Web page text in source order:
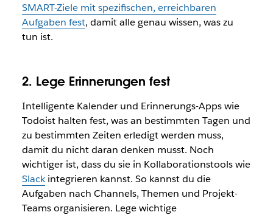
SMART-Ziele mit spezifischen, erreichbaren
Aufgaben fest, damit alle genau wissen, was zu
tun ist.
2. Lege Erinnerungen fest
Intelligente Kalender und Erinnerungs-Apps wie
Todoist halten fest, was an bestimmten Tagen und
zu bestimmten Zeiten erledigt werden muss,
damit du nicht daran denken musst. Noch
wichtiger ist, dass du sie in Kollaborationstools wie
Slackintegrieren kannst. So kannst du die
Aufgaben nach Channels, Themen und Projekt-
Teams organisieren. Lege wichtige